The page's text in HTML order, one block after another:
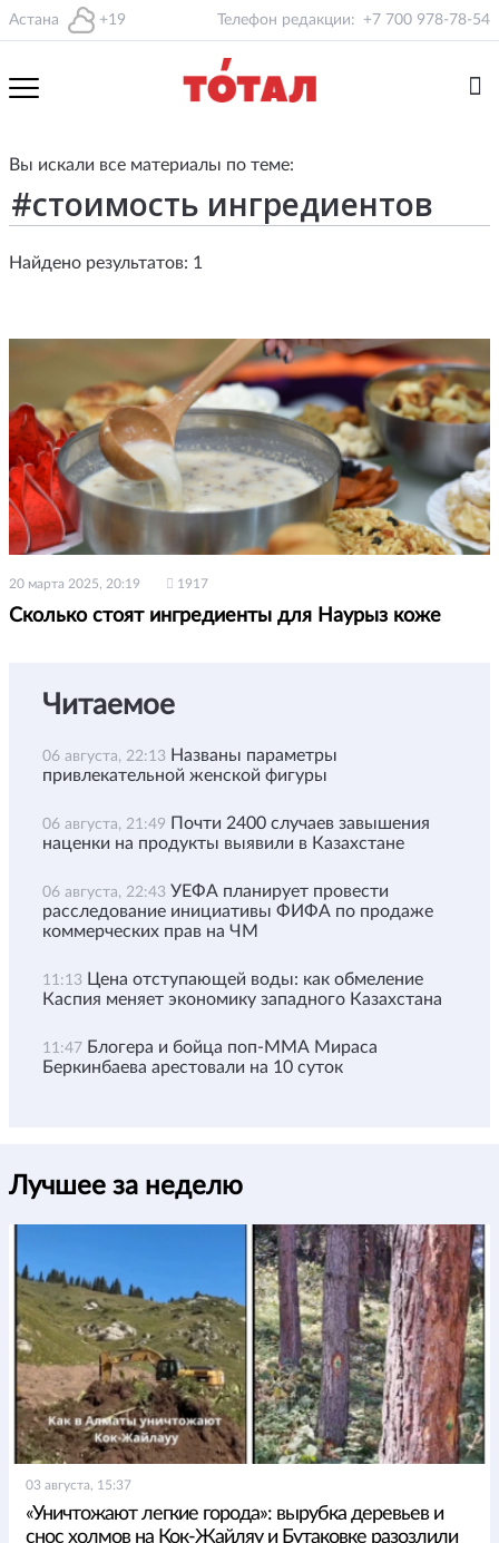
Астана +19 Телефон редакции: +7 700 978-78-54
Вы искали все материалы по теме:
Найдено результатов: 1
20 марта 2025, 20:19 1917
Сколько стоят ингредиенты для Наурыз коже
Читаемое
06 августа, 22:13 Названы параметры
привлекательной женской фигуры
06 августа, 21:49 Почти 2400 случаев завышения
наценки на продукты выявили в Казахстане
06 августа, 22:43 УЕФА планирует провести
расследование инициативы ФИФА по продаже
коммерческих прав на ЧМ
11:13 Цена отступающей воды: как обмеление
Каспия меняет экономику западного Казахстана
11:47 Блогера и бойца поп-ММА Мираса
Беркинбаева арестовали на 10 суток
Лучшее за неделю
03 августа, 15:37
«Уничтожают легкие города»: вырубка деревьев и
снос холмов на Кок-Жайляу и Бутаковке разозлили